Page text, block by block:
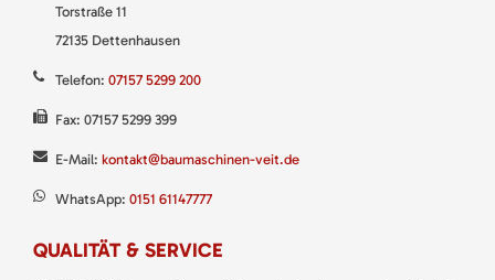
Torstraße 11
72135 Dettenhausen
Telefon: 07157 5299 200
Fax: 07157 5299 399
E-Mail: kontakt@baumaschinen-veit.de
WhatsApp: 0151 61147777
QUALITÄT & SERVICE